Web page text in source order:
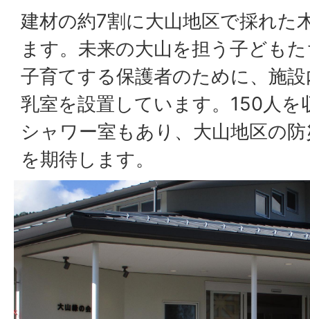
建材の約7割に大山地区で採れた
ます。未来の大山を担う子ども
子育てする保護者のために、施
乳室を設置しています。150人を
シャワー室もあり、大山地区の
を期待します。